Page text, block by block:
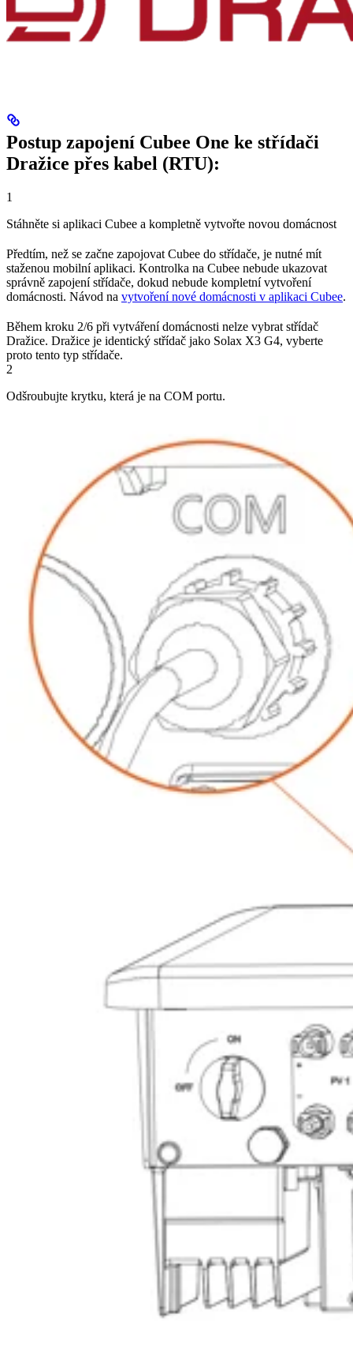
Postup zapojení Cubee One ke střídači
Dražice přes kabel (RTU):
1
Stáhněte si aplikaci Cubee a kompletně vytvořte novou domácnost
Předtím, než se začne zapojovat Cubee do střídače, je nutné mít
staženou mobilní aplikaci. Kontrolka na Cubee nebude ukazovat
správně zapojení střídače, dokud nebude kompletní vytvoření
domácnosti. Návod na vytvoření nové domácnosti v aplikaci Cubee.
Během kroku 2/6 při vytváření domácnosti nelze vybrat střídač
Dražice. Dražice je identický střídač jako Solax X3 G4, vyberte
proto tento typ střídače.
2
Odšroubujte krytku, která je na COM portu.